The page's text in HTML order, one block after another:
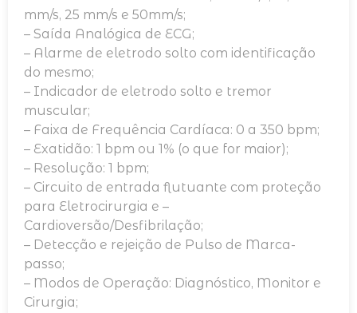
mm/s, 25 mm/s e 50mm/s;
– Saída Analógica de ECG;
– Alarme de eletrodo solto com identificação
do mesmo;
– Indicador de eletrodo solto e tremor
muscular;
– Faixa de Frequência Cardíaca: 0 a 350 bpm;
– Exatidão: 1 bpm ou 1% (o que for maior);
– Resolução: 1 bpm;
– Circuito de entrada flutuante com proteção
para Eletrocirurgia e –
Cardioversão/Desfibrilação;
– Detecção e rejeição de Pulso de Marca-
passo;
– Modos de Operação: Diagnóstico, Monitor e
Cirurgia;